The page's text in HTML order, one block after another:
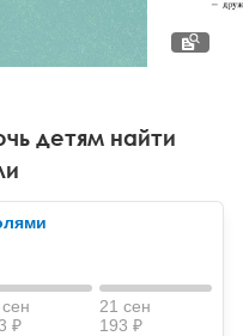
атаки
и НЛП
психология
детям найти
₽
21 сен
193 ₽